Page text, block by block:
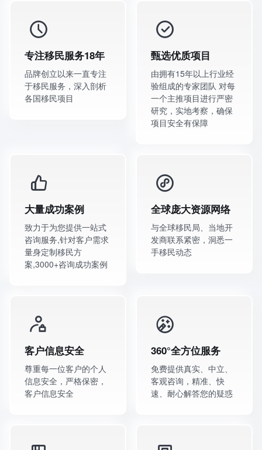
专注移民服务18年
品牌创立以来一直专注
于移民服务，深入剖析
各国移民项目
甄选优质项目
由拥有15年以上行业经
验组成的专家团队 对每
一个主推项目进行严密
研究，实地考察，确保
项目安全有保障
大量成功案例
致力于为您提供一站式
咨询服务,针对客户需求
量身定制移民方
案,3000+咨询成功案例
全球庞大资源网络
与全球移民局、当地开
发商联系紧密，洞悉一
手移民动态
客户信息安全
尊重每一位客户的个人
信息安全，严格保密，
客户信息安全
360°全方位服务
免费提供真实、中立、
客观咨询，精准、快
速、耐心解答您的疑惑